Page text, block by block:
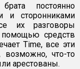
постоянно
и сторонниками
их разговоры
помощью средств
Time, все эти
что-то
арестованы.